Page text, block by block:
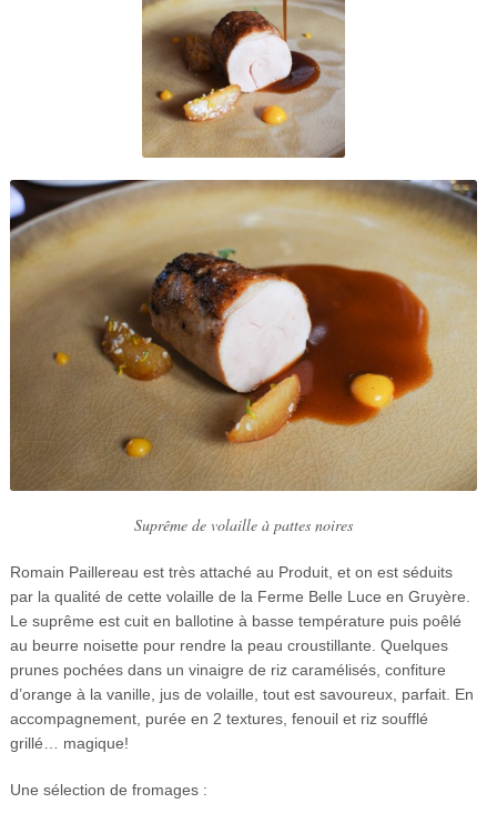
Suprême de volaille à pattes noires
Romain Paillereau est très attaché au Produit, et on est séduits
par la qualité de cette volaille de la Ferme Belle Luce en Gruyère.
Le suprême est cuit en ballotine à basse température puis poêlé
au beurre noisette pour rendre la peau croustillante. Quelques
prunes pochées dans un vinaigre de riz caramélisés, confiture
d’orange à la vanille, jus de volaille, tout est savoureux, parfait. En
accompagnement, purée en 2 textures, fenouil et riz soufflé
grillé… magique!
Une sélection de fromages :